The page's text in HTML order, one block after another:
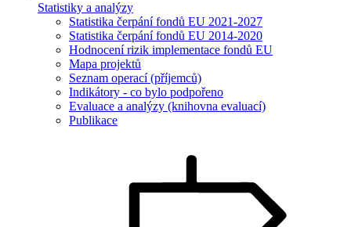
Statistiky a analýzy
Statistika čerpání fondů EU 2021-2027
Statistika čerpání fondů EU 2014-2020
Hodnocení rizik implementace fondů EU
Mapa projektů
Seznam operací (příjemců)
Indikátory - co bylo podpořeno
Evaluace a analýzy (knihovna evaluací)
Publikace